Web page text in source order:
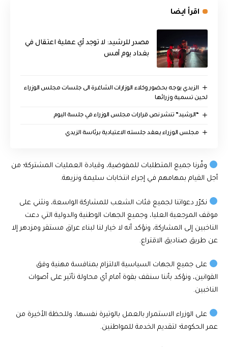
اقرأ ايضا
مصدر للرشيد: لا توجد أي عملية اعتقال في
بغداد يوم أمس
الزيدي يوجه بحضور وكلاء الوزارات الشاغرة الى جلسات مجلس الوزراء
لحين تسمية وزرائها
“الرشيد” تنشر نص قرارات مجلس الوزراء في جلسة اليوم
مجلس الوزراء يعقد جلسته الاعتيادية برئاسة الزيدي
وفّرنا جميع المتطلبات للمفوضية، وقيادة العمليات المشتركة؛ من
أجل القيام بمهامهم في إجراء انتخابات سليمة ونزيهة.
نكرّر دعواتنا لجميع فئات الشعب للمشاركة الواسعة، ونثني على
موقف المرجعية العليا، وجميع الجهات الوطنية والدولية التي دعت
الناخبين إلى المشاركة، ونؤكد أنه لا خيار لنا لبناء عراق مستقر ومزدهر إلا
عن طريق صناديق الاقتراع.
على جميع الجهات السياسية الالتزام بمنافسة مهنية وفق
القوانين، ونؤكد بأننا سنقف بقوة أمام أي محاولة تأثير على أصوات
الناخبين.
على الوزراء الاستمرار بالعمل بالوتيرة نفسها، وللحظة الأخيرة من
عمر الحكومة؛ لتقديم الخدمة للمواطنين.